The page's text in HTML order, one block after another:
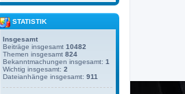
STATISTIK
Insgesamt
Beiträge insgesamt 10482
Themen insgesamt 824
Bekanntmachungen insgesamt: 1
Wichtig insgesamt: 2
Dateianhänge insgesamt: 911